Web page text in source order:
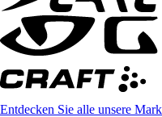
Entdecken Sie alle unsere